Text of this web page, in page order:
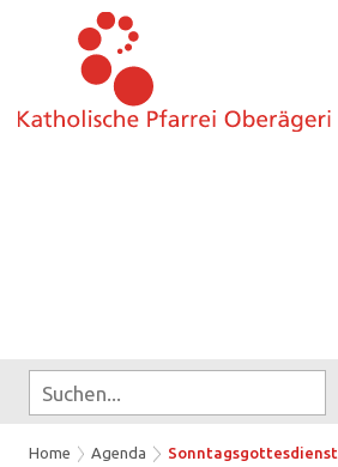
Home Agenda Sonntagsgottesdienst